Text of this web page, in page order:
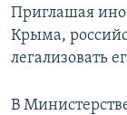
Приглашая
Крыма,
легализовать
В